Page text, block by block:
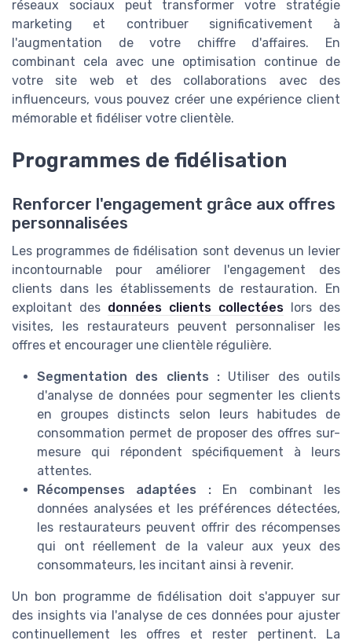
réseaux sociaux peut transformer votre stratégie
marketing et contribuer significativement à
l'augmentation de votre chiffre d'affaires. En
combinant cela avec une optimisation continue de
votre site web et des collaborations avec des
influenceurs, vous pouvez créer une expérience client
mémorable et fidéliser votre clientèle.
Programmes de fidélisation
Renforcer l'engagement grâce aux offres
personnalisées
Les programmes de fidélisation sont devenus un levier
incontournable pour améliorer l'engagement des
clients dans les établissements de restauration. En
exploitant des données clients collectées lors des
visites, les restaurateurs peuvent personnaliser les
offres et encourager une clientèle régulière.
Segmentation des clients : Utiliser des outils
d'analyse de données pour segmenter les clients
en groupes distincts selon leurs habitudes de
consommation permet de proposer des offres sur-
mesure qui répondent spécifiquement à leurs
attentes.
Récompenses adaptées : En combinant les
données analysées et les préférences détectées,
les restaurateurs peuvent offrir des récompenses
qui ont réellement de la valeur aux yeux des
consommateurs, les incitant ainsi à revenir.
Un bon programme de fidélisation doit s'appuyer sur
des insights via l'analyse de ces données pour ajuster
continuellement les offres et rester pertinent. La